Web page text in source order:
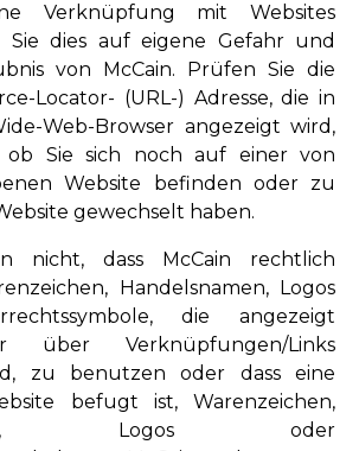
Verknüpfung mit Websites
Sie dies auf eigene Gefahr und
von McCain. Prüfen Sie die
Locator- (URL-) Adresse, die in
Web-Browser angezeigt wird,
Sie sich noch auf einer von
Website befinden oder zu
gewechselt haben.
nicht, dass McCain rechtlich
Handelsnamen, Logos
die angezeigt
über Verknüpfungen/Links
zu benutzen oder dass eine
befugt ist, Warenzeichen,
Logos oder